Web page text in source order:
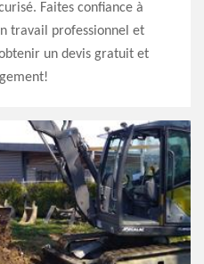
Faites confiance à
travail professionnel et
un devis gratuit et